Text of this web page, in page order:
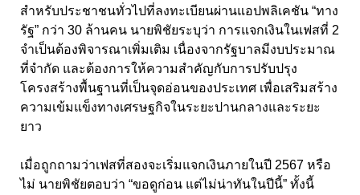
สำหรับประชาชนทั่วไปที่ลงทะเบียนผ่านแอปพลิเคชัน “ทาง
รัฐ” กว่า 30 ล้านคน นายพิชัยระบุว่า การแจกเงินในเฟสที่ 2
จำเป็นต้องพิจารณาเพิ่มเติม เนื่องจากรัฐบาลมีงบประมาณ
ที่จำกัด และต้องการให้ความสำคัญกับการปรับปรุง
โครงสร้างพื้นฐานที่เป็นจุดอ่อนของประเทศ เพื่อเสริมสร้าง
ความเข้มแข็งทางเศรษฐกิจในระยะปานกลางและระยะ
ยาว
เมื่อถูกถามว่าเฟสที่สองจะเริ่มแจกเงินภายในปี 2567 หรือ
ไม่ นายพิชัยตอบว่า “ขอดูก่อน แต่ไม่น่าทันในปีนี้” ทั้งนี้